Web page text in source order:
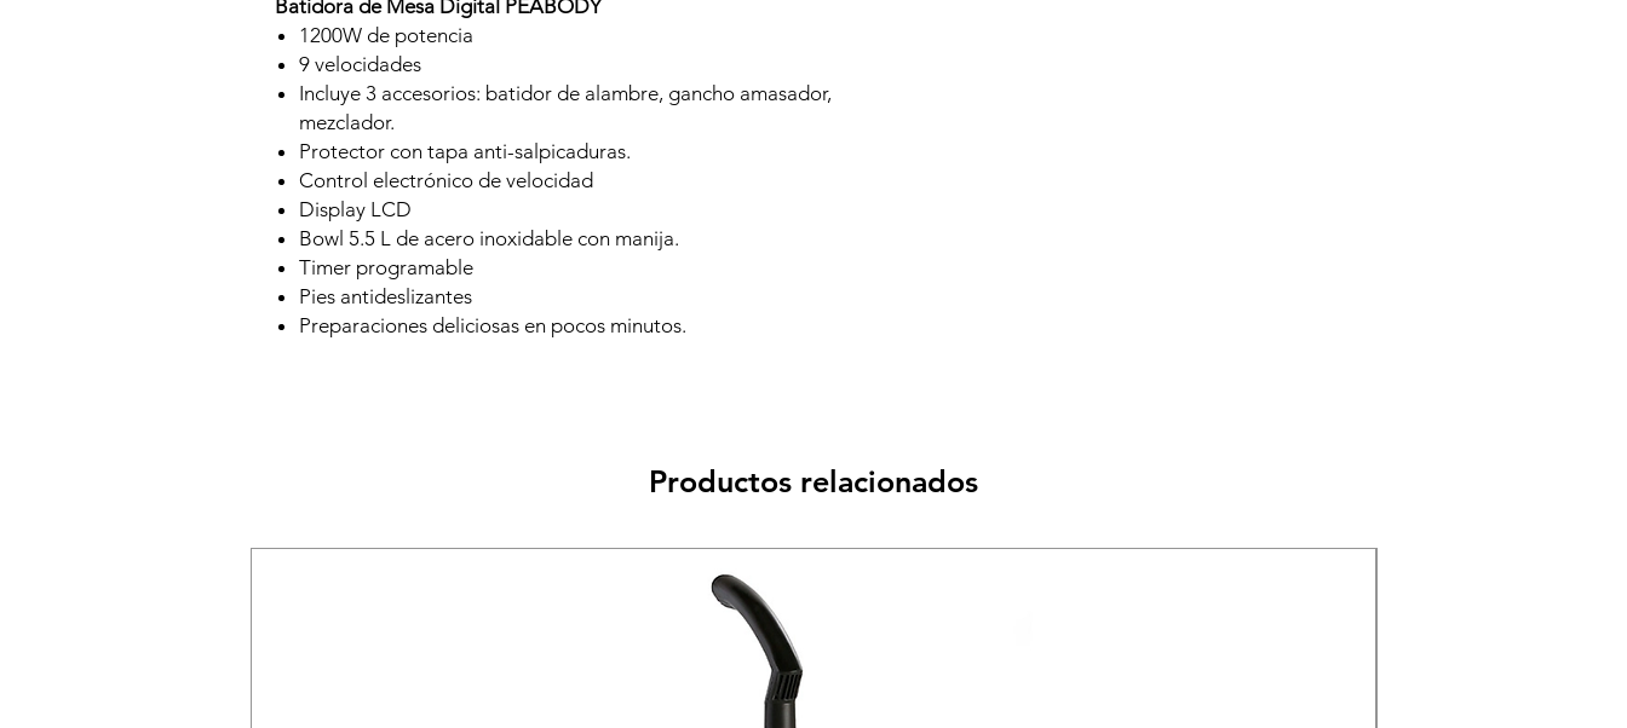
Batidora de Mesa Digital PEABODY
1200W de potencia
9 velocidades
Incluye 3 accesorios: batidor de alambre, gancho amasador,
mezclador.
Protector con tapa anti-salpicaduras.
Control electrónico de velocidad
Display LCD
Bowl 5.5 L de acero inoxidable con manija.
Timer programable
Pies antideslizantes
Preparaciones deliciosas en pocos minutos.
Productos relacionados